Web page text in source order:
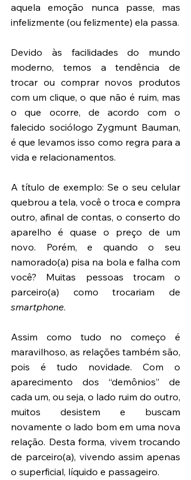
aquela emoção nunca passe, mas
Devido às facilidades do mundo
moderno, temos a tendência de
trocar ou comprar novos produtos
com um clique, o que não é ruim, mas
o que ocorre, de acordo com o
falecido sociólogo Zygmunt Bauman,
é que levamos isso como regra para a
vida e relacionamentos.
A título de exemplo: Se o seu celular
quebrou a tela, você o troca e compra
outro, afinal de contas, o conserto do
aparelho é quase o preço de um
novo. Porém, e quando o seu
namorado(a) pisa na bola e falha com
você? Muitas pessoas trocam o
smartphone.
Assim como tudo no começo é
maravilhoso, as relações também são,
pois é tudo novidade. Com o
aparecimento dos “demônios” de
cada um, ou seja, o lado ruim do outro,
muitos desistem e buscam
novamente o lado bom em uma nova
relação. Desta forma, vivem trocando
de parceiro(a), vivendo assim apenas
o superficial, líquido e passageiro.